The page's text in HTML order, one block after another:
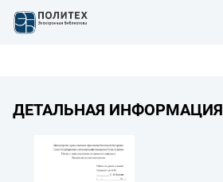
ДЕТАЛЬНАЯ ИНФОРМАЦИЯ